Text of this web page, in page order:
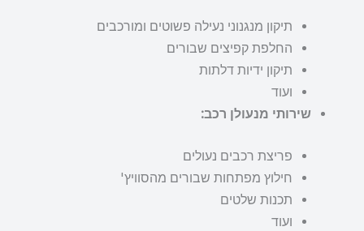
תיקון מנגנוני נעילה פשוטים ומורכבים
החלפת קפיצים שבורים
תיקון ידיות דלתות
ועוד
שירותי מנעולן רכב:
פריצת רכבים נעולים
חילוץ מפתחות שבורים מהסוויץ'
תכנות שלטים
ועוד